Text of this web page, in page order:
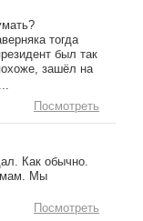
тогда
был так
зашёл на
...
Посмотреть
Как обычно.
Мы
Посмотреть